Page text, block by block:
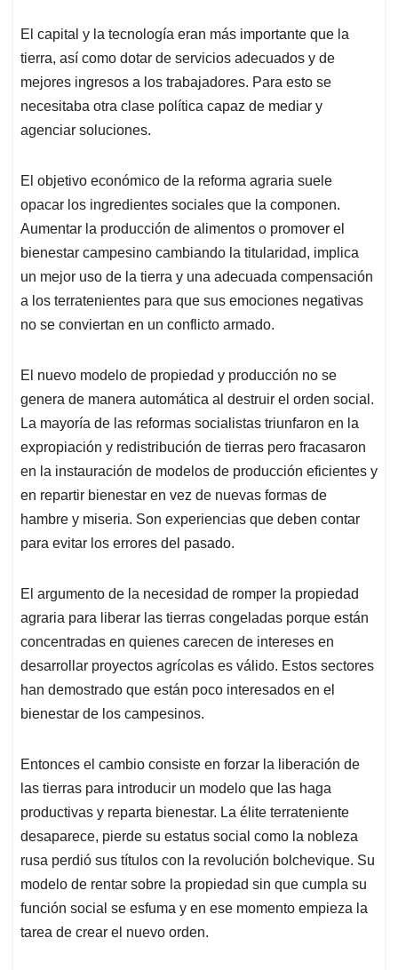
El capital y la tecnología eran más importante que la
tierra, así como dotar de servicios adecuados y de
mejores ingresos a los trabajadores. Para esto se
necesitaba otra clase política capaz de mediar y
agenciar soluciones.
El objetivo económico de la reforma agraria suele
opacar los ingredientes sociales que la componen.
Aumentar la producción de alimentos o promover el
bienestar campesino cambiando la titularidad, implica
un mejor uso de la tierra y una adecuada compensación
a los terratenientes para que sus emociones negativas
no se conviertan en un conflicto armado.
El nuevo modelo de propiedad y producción no se
genera de manera automática al destruir el orden social.
La mayoría de las reformas socialistas triunfaron en la
expropiación y redistribución de tierras pero fracasaron
en la instauración de modelos de producción eficientes y
en repartir bienestar en vez de nuevas formas de
hambre y miseria. Son experiencias que deben contar
para evitar los errores del pasado.
El argumento de la necesidad de romper la propiedad
agraria para liberar las tierras congeladas porque están
concentradas en quienes carecen de intereses en
desarrollar proyectos agrícolas es válido. Estos sectores
han demostrado que están poco interesados en el
bienestar de los campesinos.
Entonces el cambio consiste en forzar la liberación de
las tierras para introducir un modelo que las haga
productivas y reparta bienestar. La élite terrateniente
desaparece, pierde su estatus social como la nobleza
rusa perdió sus títulos con la revolución bolchevique. Su
modelo de rentar sobre la propiedad sin que cumpla su
función social se esfuma y en ese momento empieza la
tarea de crear el nuevo orden.